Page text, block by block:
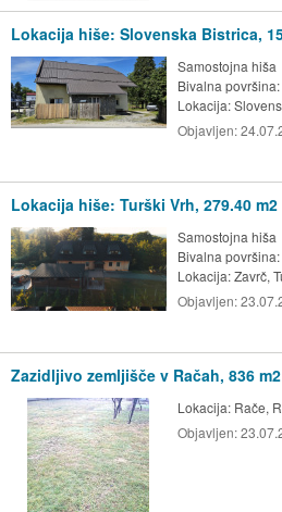
Lokacija hiše: Slovenska Bistrica,
Samostojna hiša
Bivalna
Lokacija:
Objavljen:
Lokacija hiše: Turški Vrh, 279.40 m2
Samostojna hiša
Bivalna
Lokacija:Zavrč,
Objavljen:
Zazidljivo zemljišče v Račah, 836 m2
Lokacija: Rače,
Objavljen: